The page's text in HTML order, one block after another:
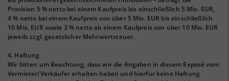
Provision 5 % netto bei einem Kaufpreis bis einschließlich 5 Mio. EUR,
4 % netto bei einem Kaufpreis von über 5 Mio. EUR bis einschließlich
10 Mio. EUR sowie 3 % netto ab einem Kaufpreis von über 10 Mio. EUR
jeweils zzgl. gesetzlicher Mehrwertsteuer.
4. Haftung
Wir bitten um Beachtung, dass wir die Angaben in diesem Exposé vom
Vermieter/Verkäufer erhalten haben und hierfür keine Haftung